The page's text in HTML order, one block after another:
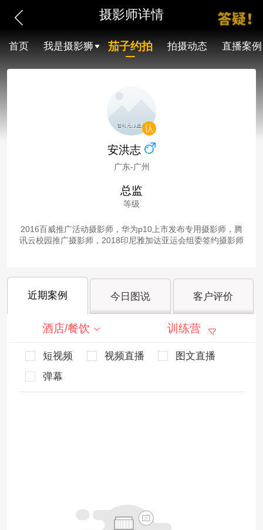
摄影师详情
首页 我是摄影狮 茄子约拍 拍摄动态 直播案例
安洪志
广东-广州
总监
等级
2016百威推广活动摄影师，华为p10上市发布专用摄影师，腾
讯云校园推广摄影师，2018印尼雅加达亚运会组委签约摄影师
近期案例 今日图说 客户评价
酒店/餐饮 训练营
短视频 视频直播
图文直播
弹幕